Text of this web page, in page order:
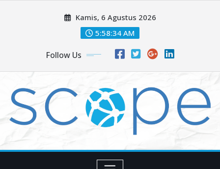
Kamis, 6 Agustus 2026
5:58:35 AM
Follow Us